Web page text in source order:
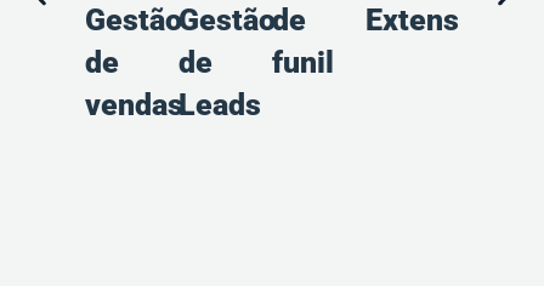
Gestão
de
vendas
Gestão
de
Leads
de
funil
Extensões